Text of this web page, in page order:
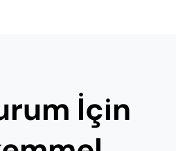
İçin